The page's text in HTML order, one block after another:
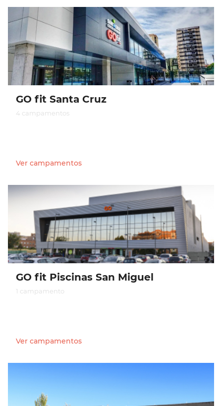
GO fit Santa Cruz
4 campamentos
Ver campamentos
GO fit Piscinas San Miguel
1 campamento
Ver campamentos